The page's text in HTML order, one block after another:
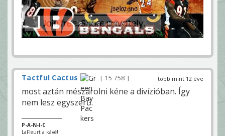
több mint 12 éve
Tactful Cactus 15 758
most aztán mészárolni kéne a divízióban. Így
nem lesz egyszerű.
P-A-N-I-C
LaFleurt a kávé!